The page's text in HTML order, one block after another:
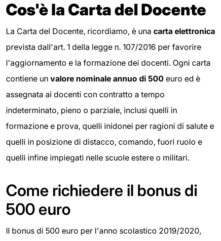
Cos'è la Carta del Docente
La Carta del Docente, ricordiamo, è una carta elettronica
prevista dall'art. 1 della legge n. 107/2016 per favorire
l'aggiornamento e la formazione dei docenti. Ogni carta
contiene un valore nominale annuo di 500 euro ed è
assegnata ai docenti con contratto a tempo
indeterminato, pieno o parziale, inclusi quelli in
formazione e prova, quelli inidonei per ragioni di salute e
quelli in posizione di distacco, comando, fuori ruolo e
quelli infine impiegati nelle scuole estere o militari.
Come richiedere il bonus di
500 euro
Il bonus di 500 euro per l'anno scolastico 2019/2020,